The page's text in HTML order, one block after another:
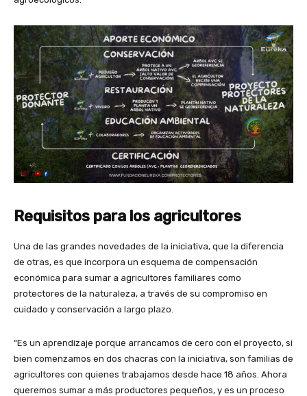
Requisitos para los agricultores
Una de las grandes novedades de la iniciativa, que la diferencia
de otras, es que incorpora un esquema de compensación
económica para sumar a agricultores familiares como
protectores de la naturaleza, a través de su compromiso en
cuidado y conservación a largo plazo.
“Es un aprendizaje porque arrancamos de cero con el proyecto, si
bien comenzamos en dos chacras con la iniciativa, son familias de
agricultores con quienes trabajamos desde hace 18 años. Ahora
queremos sumar a más productores pequeños, y es un proceso